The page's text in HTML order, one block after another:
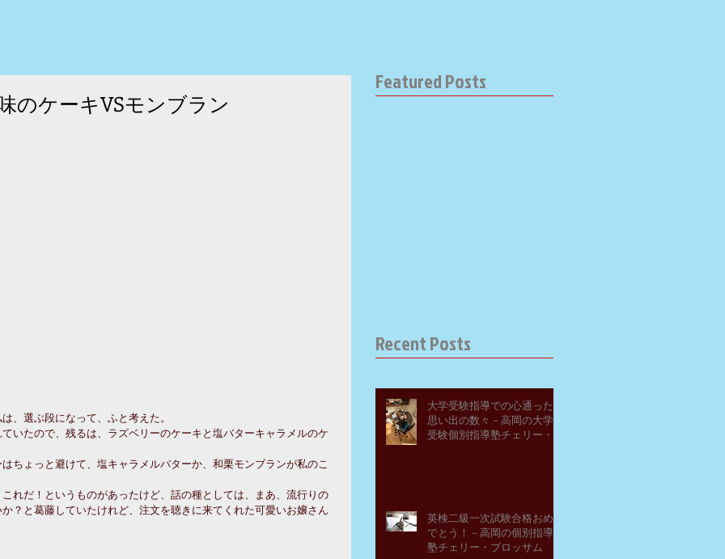
のケーキVSモンブラン
、選ぶ段になって、ふと考えた。
いたので、残るは、ラズベリーのケーキと塩バターキャラメルのケ
ちょっと避けて、塩キャラメルバターか、和栗モンブランが私のこ
れだ！というものがあったけど、話の種としては、まあ、流行りの
？と葛藤していたけれど、注文を聴きに来てくれた可愛いお嬢さん
Featured Posts
Recent Posts
大学受験指導での心通った
思い出の数々－高岡の大学
受験個別指導塾チェリー・
英検二級一次試験合格おめ
でとう！－高岡の個別指導
塾チェリー・ブロッサム